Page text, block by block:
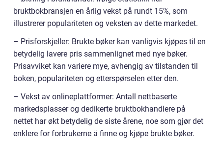
bruktbokbransjen en årlig vekst på rundt 15%, som
illustrerer populariteten og veksten av dette markedet.
– Prisforskjeller: Brukte bøker kan vanligvis kjøpes til en
betydelig lavere pris sammenlignet med nye bøker.
Prisavviket kan variere mye, avhengig av tilstanden til
boken, populariteten og etterspørselen etter den.
– Vekst av onlineplattformer: Antall nettbaserte
markedsplasser og dedikerte bruktbokhandlere på
nettet har økt betydelig de siste årene, noe som gjør det
enklere for forbrukerne å finne og kjøpe brukte bøker.